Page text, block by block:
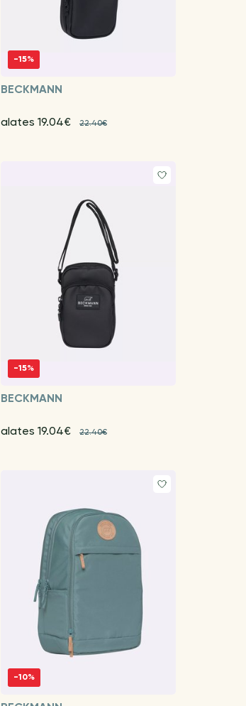
-15%
BECKMANN
alates 19.04€ 22.40€
-15%
BECKMANN
alates 19.04€ 22.40€
-10%